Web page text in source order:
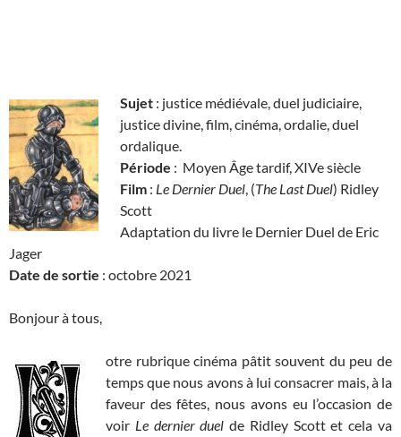
Sujet : justice médiévale, duel judiciaire,
justice divine, film, cinéma, ordalie, duel
ordalique.
Période : Moyen Âge tardif, XIVe siècle
Film : Le Dernier Duel, (The Last Duel) Ridley
Scott
Adaptation du livre le Dernier Duel de Eric
Jager
Date de sortie : octobre 2021
Bonjour à tous,
otre rubrique cinéma pâtit souvent du peu de
temps que nous avons à lui consacrer mais, à la
faveur des fêtes, nous avons eu l’occasion de
voir Le dernier duel de Ridley Scott et cela va